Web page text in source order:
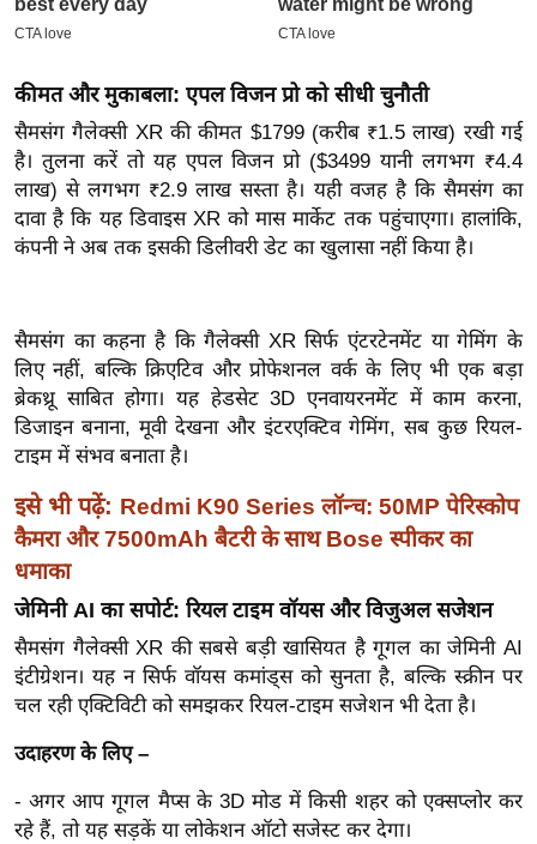
प
र
मि
ल
बे
मि
श
ख्सि
य
त
यं
ग
इं
डि
या
हि
त्य
ग
ऑ
कीमत और मुकाबला: एपल विजन प्रो को सीधी चुनौती
सैमसंग गैलेक्सी XR की कीमत $1799 (करीब ₹1.5 लाख) रखी गई
है। तुलना करें तो यह एपल विजन प्रो ($3499 यानी लगभग ₹4.4
लाख) से लगभग ₹2.9 लाख सस्ता है। यही वजह है कि सैमसंग का
दावा है कि यह डिवाइस XR को मास मार्केट तक पहुंचाएगा। हालांकि,
कंपनी ने अब तक इसकी डिलीवरी डेट का खुलासा नहीं किया है।
सैमसंग का कहना है कि गैलेक्सी XR सिर्फ एंटरटेनमेंट या गेमिंग के
लिए नहीं, बल्कि क्रिएटिव और प्रोफेशनल वर्क के लिए भी एक बड़ा
ब्रेकथ्रू साबित होगा। यह हेडसेट 3D एनवायरनमेंट में काम करना,
डिजाइन बनाना, मूवी देखना और इंटरएक्टिव गेमिंग, सब कुछ रियल-
टाइम में संभव बनाता है।
इसे भी पढ़ें: Redmi K90 Series लॉन्च: 50MP पेरिस्कोप
कैमरा और 7500mAh बैटरी के साथ Bose स्पीकर का
धमाका
जेमिनी AI का सपोर्ट: रियल टाइम वॉयस और विजुअल सजेशन
सैमसंग गैलेक्सी XR की सबसे बड़ी खासियत है गूगल का जेमिनी AI
इंटीग्रेशन। यह न सिर्फ वॉयस कमांड्स को सुनता है, बल्कि स्क्रीन पर
चल रही एक्टिविटी को समझकर रियल-टाइम सजेशन भी देता है।
उदाहरण के लिए –
- अगर आप गूगल मैप्स के 3D मोड में किसी शहर को एक्सप्लोर कर
रहे हैं, तो यह सड़कें या लोकेशन ऑटो सजेस्ट कर देगा।